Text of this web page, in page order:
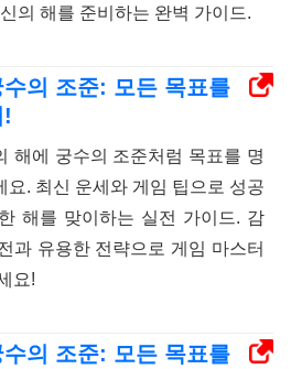
의 해를 준비하는 완벽 가이드.
의 조준: 모든 목표를
해에 궁수의 조준처럼 목표를 명
요. 최신 운세와 게임 팁으로 성공
해를 맞이하는 실전 가이드. 감
과 유용한 전략으로 게임 마스터
요!
의 조준: 모든 목표를